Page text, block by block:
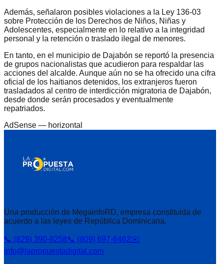
Además, señalaron posibles violaciones a la Ley 136-03
sobre Protección de los Derechos de Niños, Niñas y
Adolescentes, especialmente en lo relativo a la integridad
personal y la retención o traslado ilegal de menores.
En tanto, en el municipio de Dajabón se reportó la presencia
de grupos nacionalistas que acudieron para respaldar las
acciones del alcalde. Aunque aún no se ha ofrecido una cifra
oficial de los haitianos detenidos, los extranjeros fueron
trasladados al centro de interdicción migratoria de Dajabón,
desde donde serán procesados y eventualmente
repatriados.
AdSense — horizontal
Una producción de MegainfoRD, empresa constituida de
acuerdo a las leyes de República Dominicana.
📞 (829) 390-8258📞 (809) 697-6462✉️
info@lapropuestadigital.com